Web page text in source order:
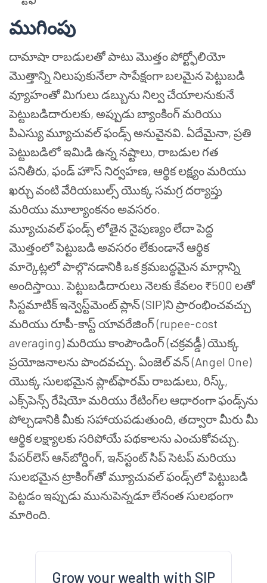
ముగింపు
దామాషా రాబడులతో పాటు మొత్తం పోర్ట్ఫోలియో
మొత్తాన్ని నిలుపుకునేలా సాపేక్షంగా బలమైన పెట్టుబడి
వ్యూహంతో మిగులు డబ్బును నిల్వ చేయాలనుకునే
పెట్టుబడిదారులకు, అప్పుడు బ్యాంకింగ్ మరియు
పిఎస్యు మ్యూచువల్ ఫండ్స్ అనువైనవి. ఏదేమైనా, ప్రతి
పెట్టుబడిలో ఇమిడి ఉన్న నష్టాలు, రాబడుల గత
పనితీరు, ఫండ్ హౌస్ నిర్వహణ, ఆర్థిక లక్ష్యం మరియు
ఖర్చు వంటి వేరియబుల్స్ యొక్క సమగ్ర దర్యాప్తు
మరియు మూల్యాంకనం అవసరం.
మ్యూచువల్ ఫండ్స్ లోతైన నైపుణ్యం లేదా పెద్ద
మొత్తంలో పెట్టుబడి అవసరం లేకుండానే ఆర్థిక
మార్కెట్లలో పాల్గొనడానికి ఒక క్రమబద్ధమైన మార్గాన్ని
అందిస్తాయి. పెట్టుబడిదారులు నెలకు కేవలం ₹500 లతో
సిస్టమాటిక్ ఇన్వెస్ట్‌మెంట్ ప్లాన్ (SIP)ని ప్రారంభించవచ్చు
మరియు రూపీ-కాస్ట్ యావరేజింగ్ (rupee-cost
averaging) మరియు కాంపౌండింగ్ (చక్రవడ్డీ) యొక్క
ప్రయోజనాలను పొందవచ్చు. ఏంజెల్ వన్ (Angel One)
యొక్క సులభమైన ప్లాట్‌ఫారమ్ రాబడులు, రిస్క్,
ఎక్స్‌పెన్స్ రేషియో మరియు రేటింగ్‌ల ఆధారంగా ఫండ్స్‌ను
పోల్చడానికి మీకు సహాయపడుతుంది, తద్వారా మీరు మీ
ఆర్థిక లక్ష్యాలకు సరిపోయే పథకాలను ఎంచుకోవచ్చు.
పేపర్‌లెస్ ఆన్‌బోర్డింగ్, ఇన్‌స్టంట్ సిప్ సెటప్ మరియు
సులభమైన ట్రాకింగ్‌తో మ్యూచువల్ ఫండ్స్‌లో పెట్టుబడి
పెట్టడం ఇప్పుడు మునుపెన్నడూ లేనంత సులభంగా
మారింది.
Grow your wealth with SIP